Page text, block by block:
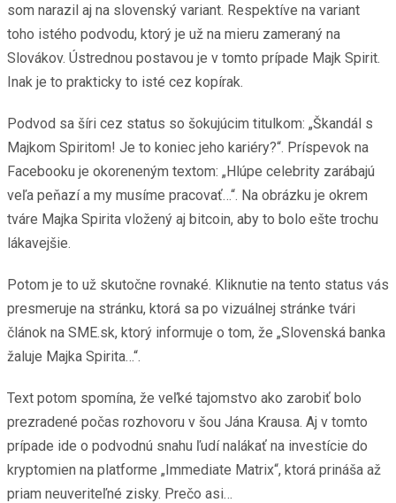
som narazil aj na slovenský variant. Respektíve na variant
toho istého podvodu, ktorý je už na mieru zameraný na
Slovákov. Ústrednou postavou je v tomto prípade Majk Spirit.
Inak je to prakticky to isté cez kopírak.
Podvod sa šíri cez status so šokujúcim titulkom: „Škandál s
Majkom Spiritom! Je to koniec jeho kariéry?“. Príspevok na
Facebooku je okoreneným textom: „Hlúpe celebrity zarábajú
veľa peňazí a my musíme pracovať…“. Na obrázku je okrem
tváre Majka Spirita vložený aj bitcoin, aby to bolo ešte trochu
lákavejšie.
Potom je to už skutočne rovnaké. Kliknutie na tento status vás
presmeruje na stránku, ktorá sa po vizuálnej stránke tvári
článok na SME.sk, ktorý informuje o tom, že „Slovenská banka
žaluje Majka Spirita…“.
Text potom spomína, že veľké tajomstvo ako zarobiť bolo
prezradené počas rozhovoru v šou Jána Krausa. Aj v tomto
prípade ide o podvodnú snahu ľudí nalákať na investície do
kryptomien na platforme „Immediate Matrix“, ktorá prináša až
priam neuveriteľné zisky. Prečo asi…